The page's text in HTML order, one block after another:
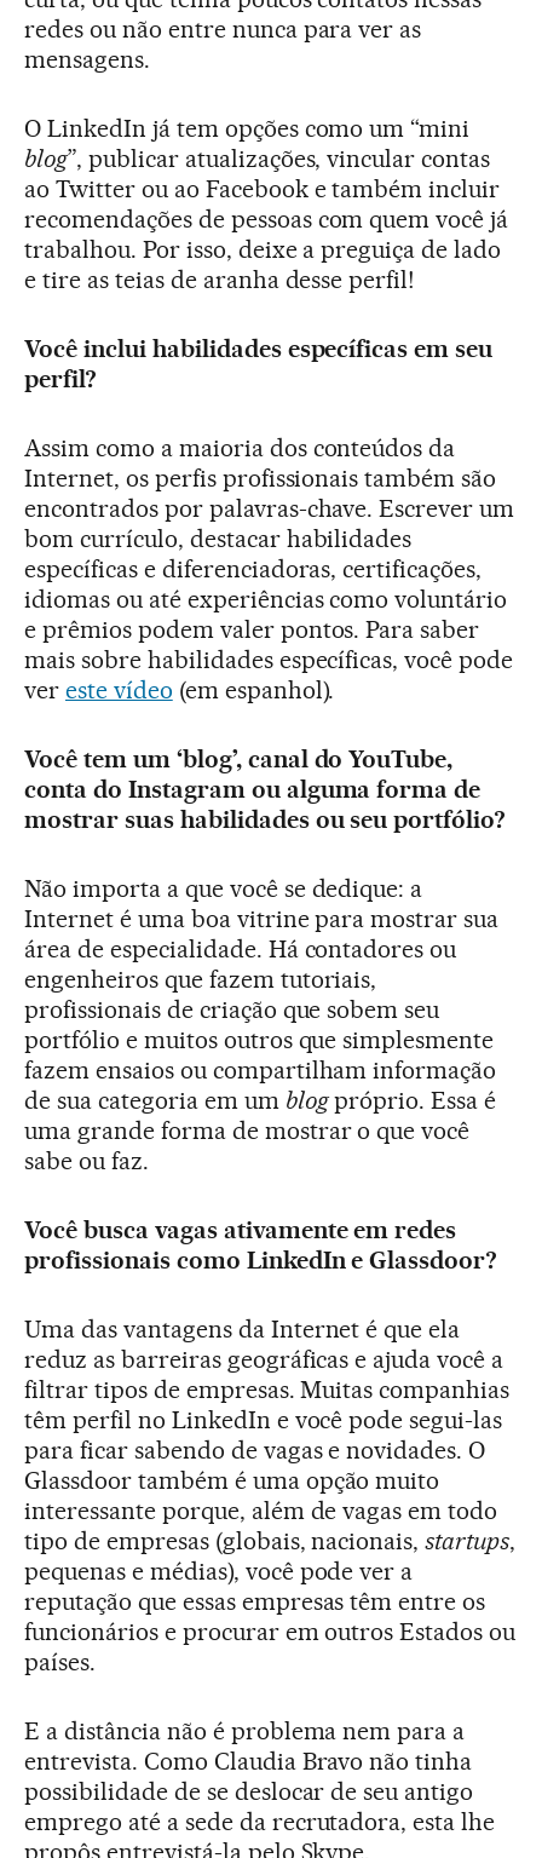
redes ou não entre nunca para ver as
mensagens.
O LinkedIn já tem opções como um “mini
blog”, publicar atualizações, vincular contas
ao Twitter ou ao Facebook e também incluir
recomendações de pessoas com quem você já
trabalhou. Por isso, deixe a preguiça de lado
e tire as teias de aranha desse perfil!
Você inclui habilidades específicas em seu
perfil?
Assim como a maioria dos conteúdos da
Internet, os perfis profissionais também são
encontrados por palavras-chave. Escrever um
bom currículo, destacar habilidades
específicas e diferenciadoras, certificações,
idiomas ou até experiências como voluntário
e prêmios podem valer pontos. Para saber
mais sobre habilidades específicas, você pode
ver este vídeo (em espanhol).
Você tem um ‘blog’, canal do YouTube,
conta do Instagram ou alguma forma de
mostrar suas habilidades ou seu portfólio?
Não importa a que você se dedique: a
Internet é uma boa vitrine para mostrar sua
área de especialidade. Há contadores ou
engenheiros que fazem tutoriais,
profissionais de criação que sobem seu
portfólio e muitos outros que simplesmente
fazem ensaios ou compartilham informação
de sua categoria em um blogpróprio. Essa é
uma grande forma de mostrar o que você
sabe ou faz.
Você busca vagas ativamente em redes
profissionais como LinkedIn e Glassdoor?
Uma das vantagens da Internet é que ela
reduz as barreiras geográficas e ajuda você a
filtrar tipos de empresas. Muitas companhias
têm perfil no LinkedIn e você pode segui-las
para ficar sabendo de vagas e novidades. O
Glassdoor também é uma opção muito
interessante porque, além de vagas em todo
tipo de empresas (globais, nacionais,startups,
pequenas e médias), você pode ver a
reputação que essas empresas têm entre os
funcionários e procurar em outros Estados ou
países.
E a distância não é problema nem para a
entrevista. Como Claudia Bravo não tinha
possibilidade de se deslocar de seu antigo
emprego até a sede da recrutadora, esta lhe
propôs entrevistá-la pelo Skype.